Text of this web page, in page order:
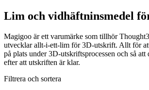
Lim och vidhäftninsmedel
Magigoo är ett varumärke som tillhör
utvecklar allt-i-ett-lim för 3D-utskrift. Allt för
på plats under 3D-utskriftsprocessen och så att
efter att utskriften är klar.
Filtrera och sortera